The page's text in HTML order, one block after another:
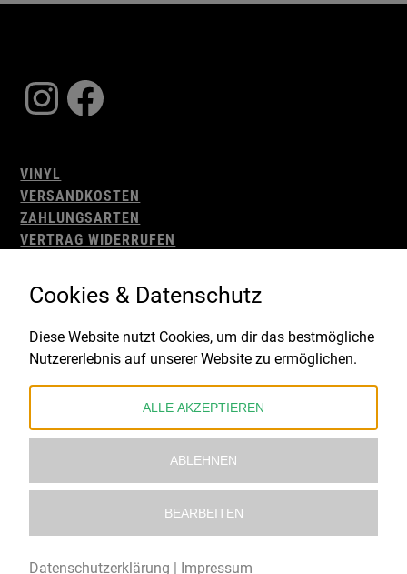
Instagram
Facebook
VINYL
VERSANDKOSTEN
ZAHLUNGSARTEN
VERTRAG WIDERRUFEN
WIDERRUFSBELEHRUNG
IMPRESSUM
Gefördert durch:
Cookies & Datenschutz
Diese Website nutzt Cookies, um dir das bestmögliche
Nutzererlebnis auf unserer Website zu ermöglichen.
ALLE AKZEPTIEREN
ABLEHNEN
BEARBEITEN
Datenschutzerklärung | Impressum